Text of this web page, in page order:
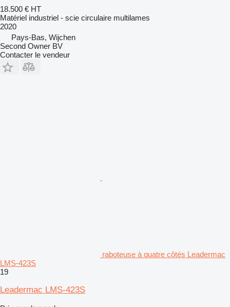
18.500 € HT
Matériel industriel - scie circulaire multilames
2020
Pays-Bas, Wijchen
Second Owner BV
Contacter le vendeur
raboteuse à quatre côtés Leadermac
LMS-423S
19
Leadermac LMS-423S